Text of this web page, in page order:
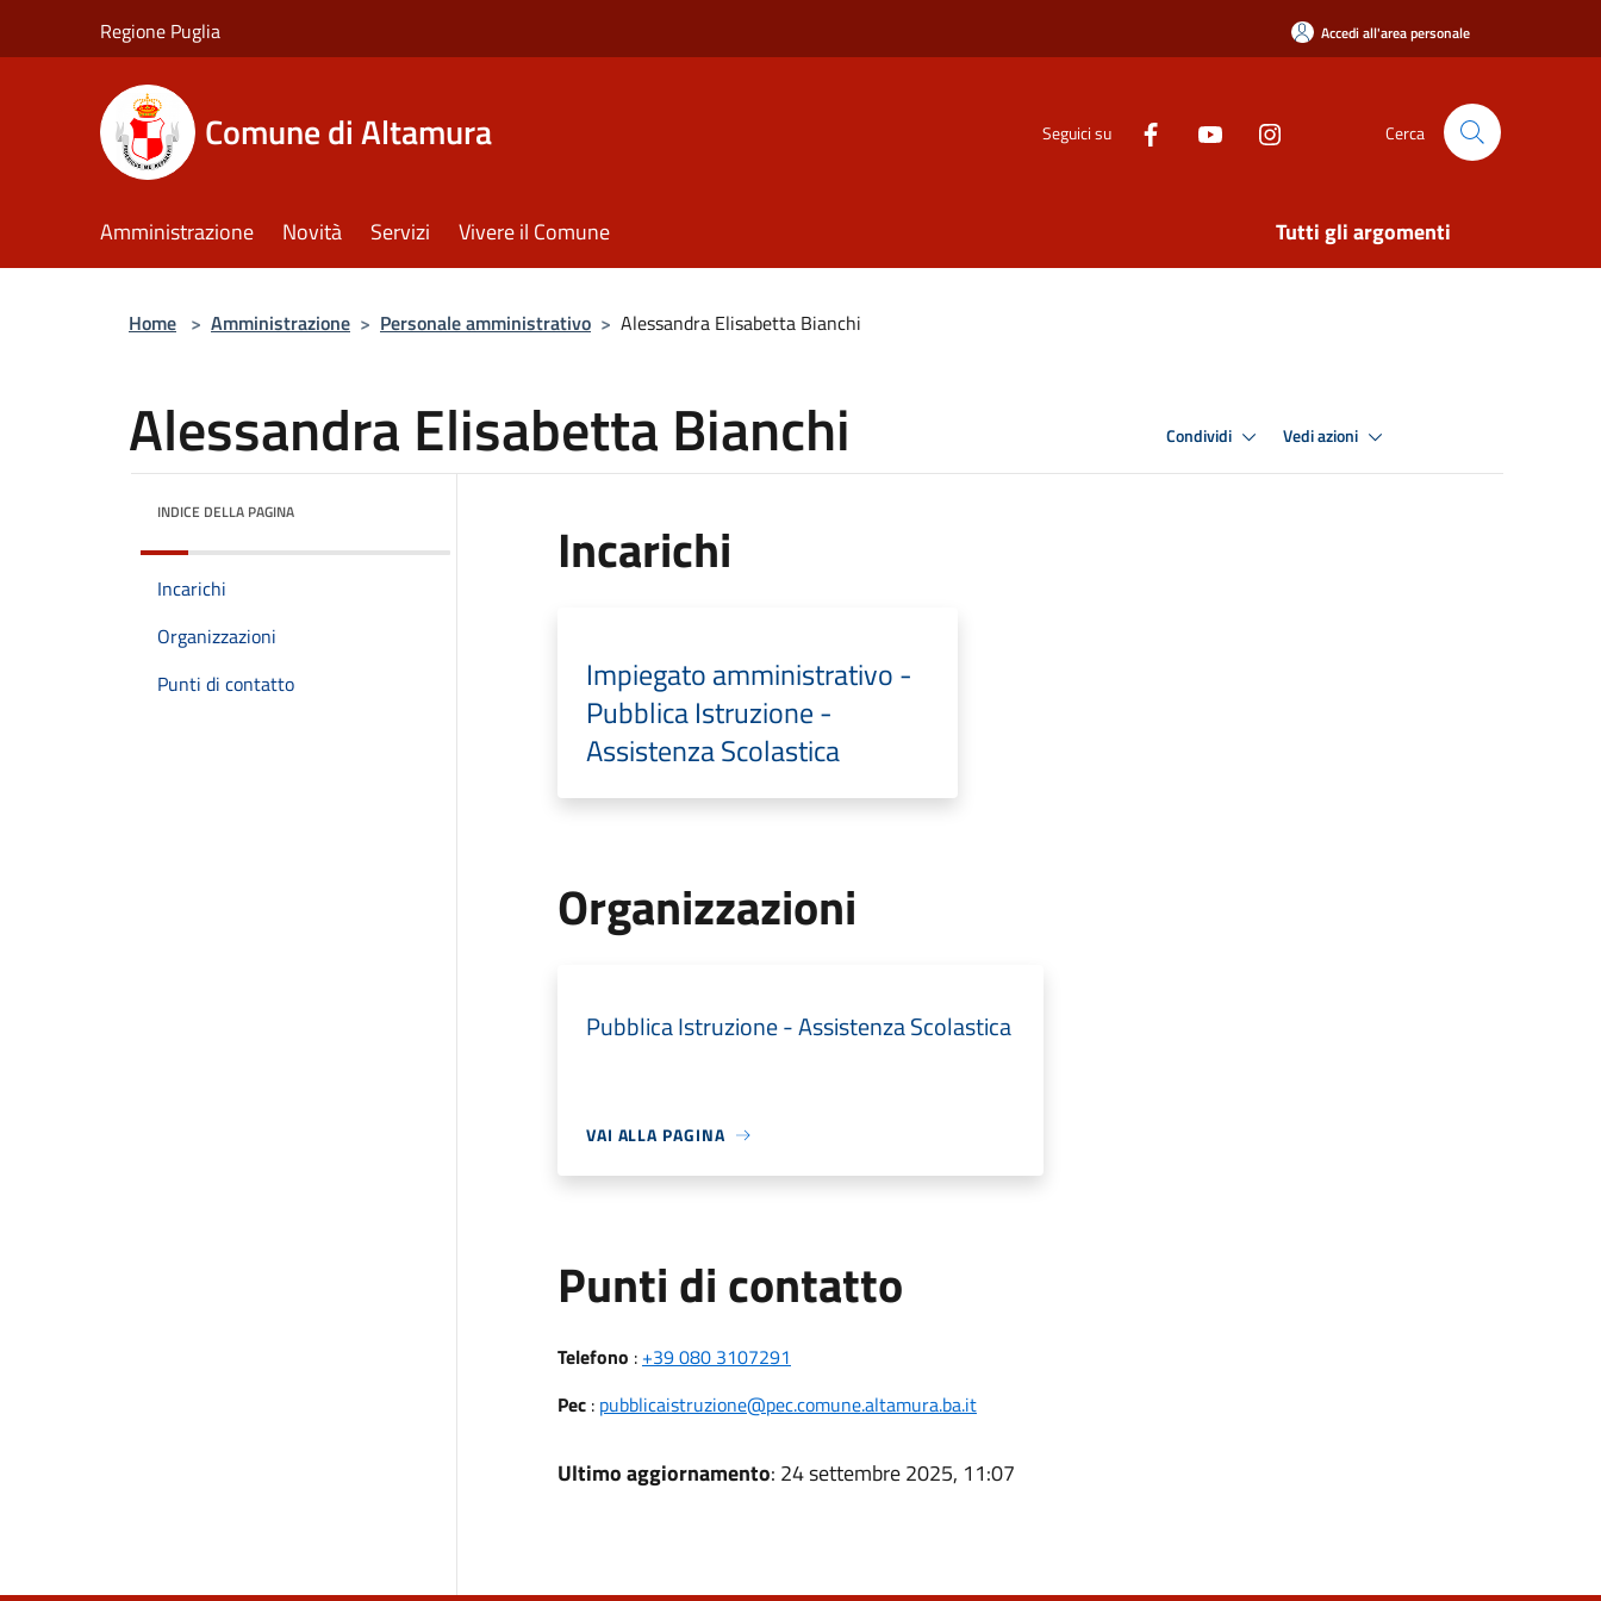
Regione Puglia Accedi all'area personale
Comune di Altamura Seguici su Cerca
Amministrazione Novità Servizi Vivere il Comune Tutti gli argomenti
Home > Amministrazione > Personale amministrativo > Alessandra Elisabetta Bianchi
Alessandra Elisabetta Bianchi Condividi Vedi azioni
INDICE DELLA PAGINA
Incarichi
Organizzazioni
Punti di contatto
Incarichi
Impiegato amministrativo -
Pubblica Istruzione -
Assistenza Scolastica
Organizzazioni
Pubblica Istruzione - Assistenza Scolastica
VAI ALLA PAGINA
Punti di contatto
Telefono : +39 080 3107291
Pec: pubblicaistruzione@pec.comune.altamura.ba.it
Ultimo aggiornamento: 24 settembre 2025, 11:07